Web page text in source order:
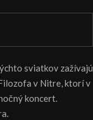
sviatkov zažívajú
v Nitre, ktorí v
koncert.